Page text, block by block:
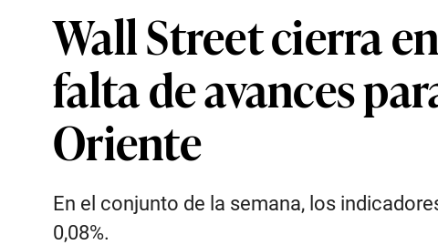
Wall Street cierra
falta de avances
Oriente
En el conjunto de la semana, los
0,08%.